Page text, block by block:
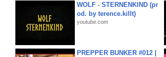
WOLF - STERNENKIND (pr
od. by terence.killt)
youtube.com
PREPPER BUNKER #012 |